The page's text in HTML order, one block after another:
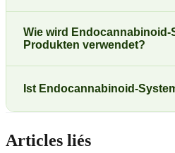
Wie wird Endocannabinoid-
Produkten verwendet?
Ist Endocannabinoid-
Articles liés